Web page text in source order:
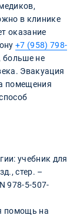
в клинике
оказание
+7 (958) 798-
больше не
Эвакуация
помещения
учебник для
стер. –
978-5-507-
помощь на